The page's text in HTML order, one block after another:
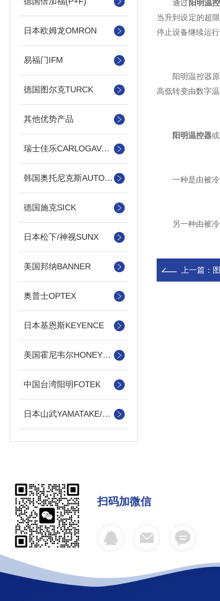
日本欧姆龙OMRON
易福门IFM
德国图尔克TURCK
其他优势产品
瑞士佳乐CARLOGAVAAZZL
韩国奥托尼克斯AUTONICS
德国施克SICK
日本松下/神视SUNX
美国邦纳BANNER
奥普士OPTEX
日本基恩斯KEYENCE
美国霍尼韦尔HONEYWELL
中国台湾阳明FOTEK
日本山武YAMATAKE/azbiL
通过 阳明温
当升到设定的超
停止设备继续运
阳明温控器原
高低转变由数字
阳明温控器
一种是由被冷
另一种由被冷
上一篇：
扫码加微信